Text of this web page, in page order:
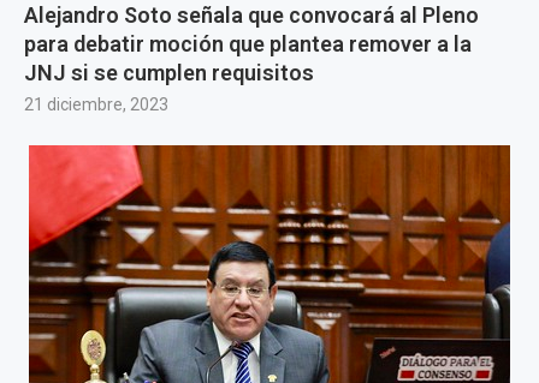
Alejandro Soto señala que convocará al Pleno
para debatir moción que plantea remover a la
JNJ si se cumplen requisitos
21 diciembre, 2023